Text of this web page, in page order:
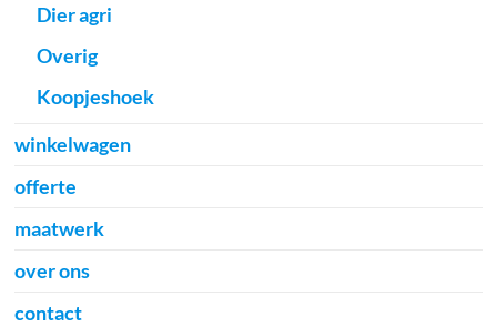
Dier agri
Overig
Koopjeshoek
winkelwagen
offerte
maatwerk
over ons
contact